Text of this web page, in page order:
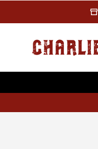
Charlies Ridsport